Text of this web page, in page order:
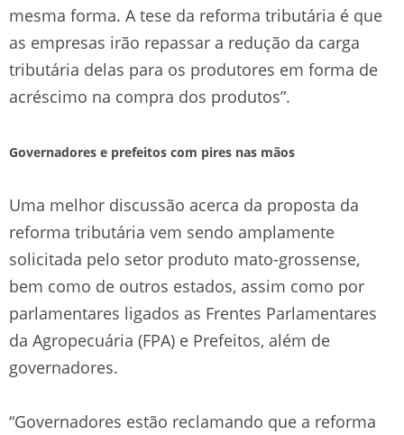
mesma forma. A tese da reforma tributária é que
as empresas irão repassar a redução da carga
tributária delas para os produtores em forma de
acréscimo na compra dos produtos”.
Governadores e prefeitos com pires nas mãos
Uma melhor discussão acerca da proposta da
reforma tributária vem sendo amplamente
solicitada pelo setor produto mato-grossense,
bem como de outros estados, assim como por
parlamentares ligados as Frentes Parlamentares
da Agropecuária (FPA) e Prefeitos, além de
governadores.
“Governadores estão reclamando que a reforma